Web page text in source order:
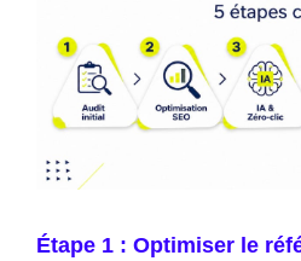
Étape 1 : Optimiser le